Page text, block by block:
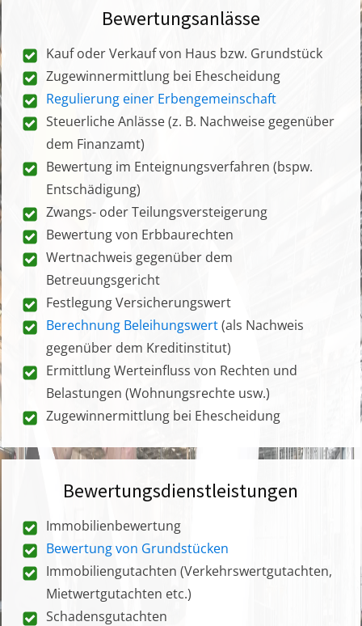
Bewertungsanlässe
Kauf oder Verkauf von Haus bzw. Grundstück
Zugewinnermittlung bei Ehescheidung
Regulierung einer Erbengemeinschaft
Steuerliche Anlässe (z. B. Nachweise gegenüber
dem Finanzamt)
Bewertung im Enteignungsverfahren (bspw.
Entschädigung)
Zwangs- oder Teilungsversteigerung
Bewertung von Erbbaurechten
Wertnachweis gegenüber dem
Betreuungsgericht
Festlegung Versicherungswert
Berechnung Beleihungswert(als Nachweis
gegenüber dem Kreditinstitut)
Ermittlung Werteinfluss von Rechten und
Belastungen (Wohnungsrechte usw.)
Zugewinnermittlung bei Ehescheidung
Bewertungsdienstleistungen
Immobilienbewertung
Bewertung von Grundstücken
Immobiliengutachten (Verkehrswertgutachten,
Mietwertgutachten etc.)
Schadensgutachten